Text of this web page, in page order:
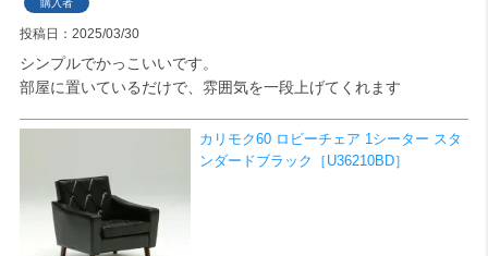
購入者
投稿日 2025/03/30
シンプルでかっこいいです。
部屋に置いているだけで、雰囲気を一段上げてくれます
カリモク60 ロビーチェア 1シーター スタ
ンダードブラック［U36210BD］